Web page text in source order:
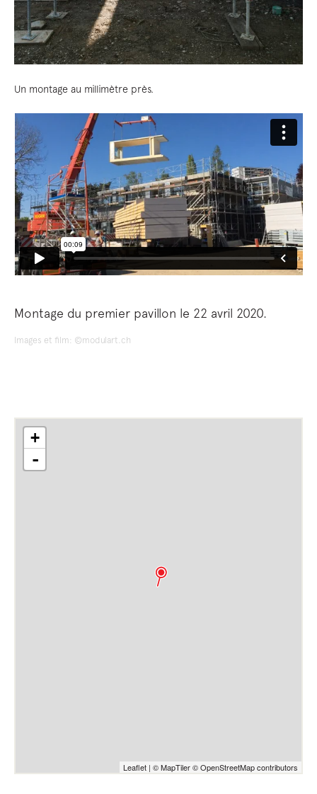
Un montage au millimètre près.
Montage du premier pavillon le 22 avril 2020.
Images et film: ©modulart.ch
+
-
Leaflet | © MapTiler© OpenStreetMap contributors